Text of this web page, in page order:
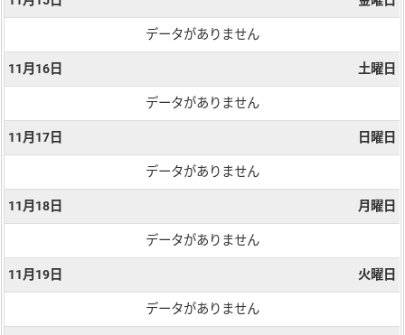
データがありません
11月16日 土曜日
データがありません
11月17日 日曜日
データがありません
11月18日 月曜日
データがありません
11月19日 火曜日
データがありません